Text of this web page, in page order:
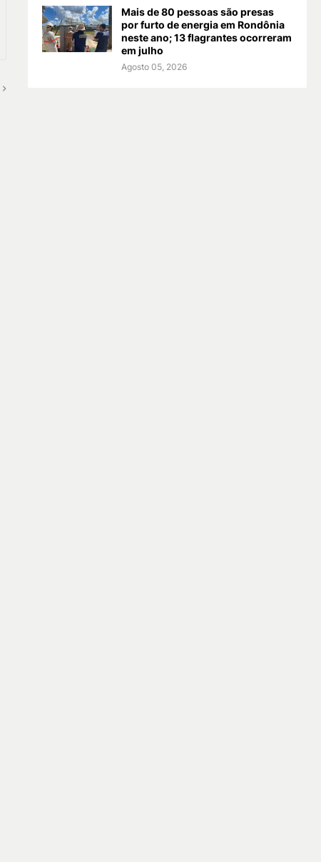
Mais de 80 pessoas são presas
por furto de energia em Rondônia
neste ano; 13 flagrantes ocorreram
em julho
Agosto 05, 2026